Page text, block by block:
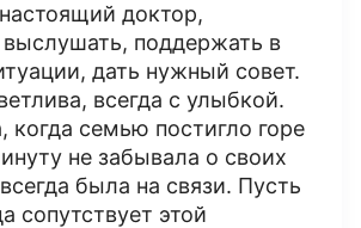
доктор,
поддержать в
дать нужный совет.
всегда с улыбкой.
когда семью постигло горе
не забывала о своих
была на связи. Пусть
сопутствует этой